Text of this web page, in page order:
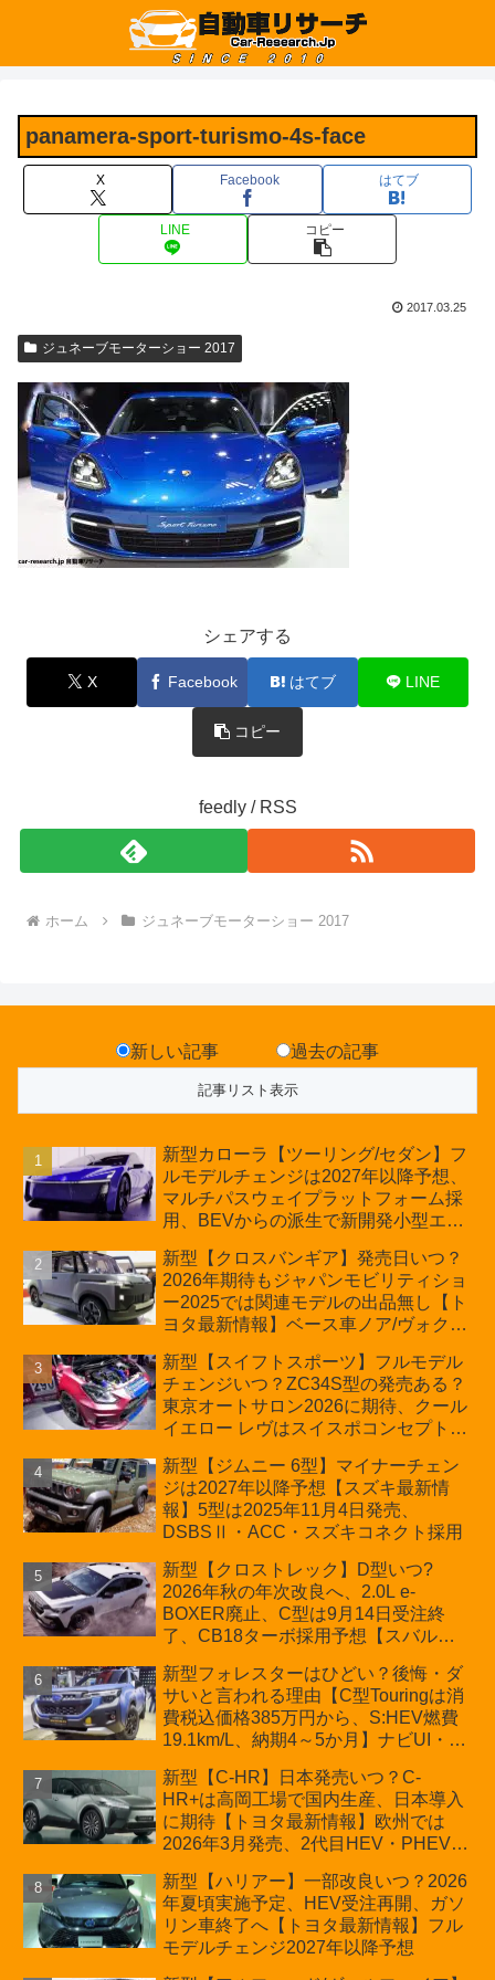
panamera-sport-turismo-4s-face
X Facebook はてブ
LINE コピー
2017.03.25
ジュネーブモーターショー 2017
シェアする
X Facebook はてブ LINE
コピー
feedly / RSS
ホーム ジュネーブモーターショー 2017
新しい記事 過去の記事
新型カローラ【ツーリング/セダン】フ
ルモデルチェンジは2027年以降予想、
マルチパスウェイプラットフォーム採
用、BEVからの派生で新開発小型エン
の採用は無しか【トヨタ最新情報】60
周年記念車発売
新型【クロスバンギア】発売日いつ？
2026年期待もジャパンモビリティショ
ー2025では関連モデルの出品無し【ト
ヨタ最新情報】ベース車ノア/ヴォクシ
ほか「コア」と「ツール」、デリカ
D:5対抗のクロスオーバーSUVミニバ
ン
新型【スイフトスポーツ】フルモデル
チェンジいつ？ZC34S型の発売ある？
東京オートサロン2026に期待、クール
イエロー レヴはスイスポコンセプト
プが争点【スズキ最新情報】特別仕様
車「ZC33S Final Edition」終了
新型【ジムニー 6型】マイナーチェン
ジは2027年以降予想【スズキ最新情
報】5型は2025年11月4日発売、
DSBSⅡ・ACC・スズキコネクト採用
新型【クロストレック】D型いつ?
2026年秋の年次改良へ、2.0L e-
BOXER廃止、C型は9月14日受注終
了、CB18ターボ採用予想【スバル最
新型フォレスターはひどい？後悔・ダ
サいと言われる理由【C型Touringは消
費税込価格385万円から、S:HEV燃費
19.1km/L、納期4～5か月】ナビUI・冬
カーオブザイヤーとJNCAP大賞受賞後
も残る注意点
新型【C-HR】日本発売いつ？C-
HR+は高岡工場で国内生産、日本導入
に期待【トヨタ最新情報】欧州では
2026年3月発売、2代目HEV・PHEVは
新型【ハリアー】一部改良いつ？2026
年夏頃実施予定、HEV受注再開、ガソ
リン車終了へ【トヨタ最新情報】フル
モデルチェンジ2027年以降予想